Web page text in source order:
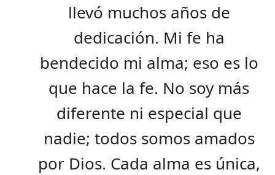
llevó muchos años de
dedicación. Mi fe ha
bendecido mi alma; eso es lo
que hace la fe. No soy más
diferente ni especial que
nadie; todos somos amados
por Dios. Cada alma es única,